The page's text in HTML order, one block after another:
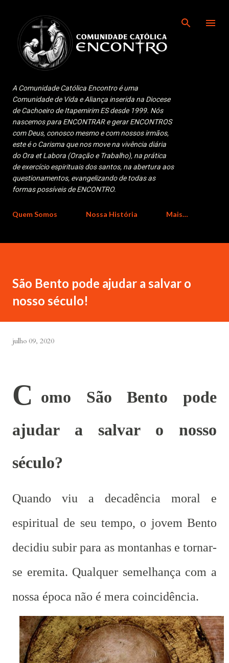
A Comunidade Católica Encontro é uma
Comunidade de Vida e Aliança inserida na Diocese
de Cachoeiro de Itapemirim ES desde 1999. Nós
nascemos para ENCONTRAR e gerar ENCONTROS
com Deus, conosco mesmo e com nossos irmãos,
este é o Carisma que nos move na vivência diária
do Ora et Labora (Oração e Trabalho), na prática
de exercício espirituais dos santos, na abertura aos
questionamentos, evangelizando de todas as
formas possíveis de ENCONTRO.
Quem Somos Nossa História Mais…
São Bento pode ajudar a salvar o
nosso século!
julho 09, 2020
C omo São Bento pode
ajudar a salvar o nosso
século?
Quando viu a decadência moral e
espiritual de seu tempo, o jovem Bento
decidiu subir para as montanhas e tornar-
se eremita. Qualquer semelhança com a
nossa época não é mera coincidência.